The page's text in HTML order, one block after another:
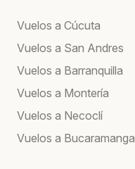
Vuelos a Cúcuta
Vuelos a San Andres
Vuelos a Barranquilla
Vuelos a Montería
Vuelos a Necoclí
Vuelos a Bucaramanga